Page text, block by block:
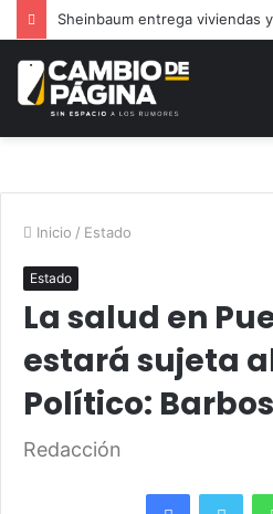
Inicio / Estado
Estado
La salud en
estará sujeta
Político:
Redacción
Facebook